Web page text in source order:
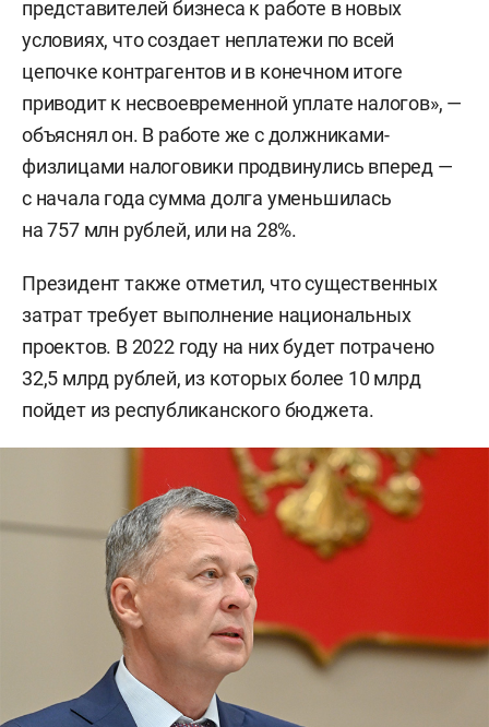
представителей бизнеса к работе в новых
условиях, что создает неплатежи по всей
цепочке контрагентов и в конечном итоге
приводит к несвоевременной уплате налогов», —
объяснял он. В работе же с должниками-
физлицами налоговики продвинулись вперед —
с начала года сумма долга уменьшилась
на 757 млн рублей, или на 28%.
Президент также отметил, что существенных
затрат требует выполнение национальных
проектов. В 2022 году на них будет потрачено
32,5 млрд рублей, из которых более 10 млрд
пойдет из республиканского бюджета.